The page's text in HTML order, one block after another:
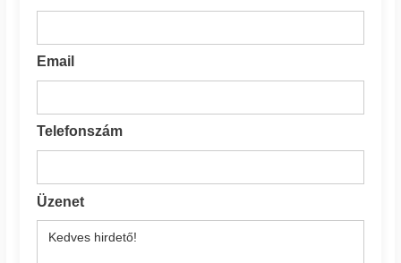
Email
Telefonszám
Üzenet